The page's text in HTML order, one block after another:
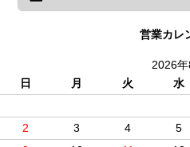
営業カレ
2026年
日
月 火 水
2
3 4 5